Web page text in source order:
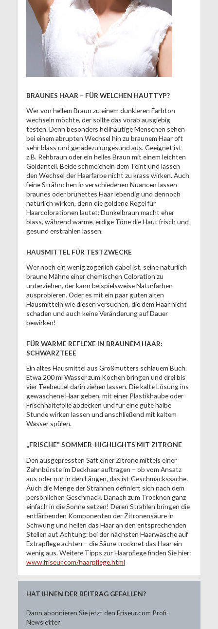
BRAUNES HAAR – FÜR WELCHEN HAUTTYP?
Wer von hellem Braun zu einem dunkleren Farbton
wechseln möchte, der sollte das vorab ausgiebig
testen. Denn besonders hellhäutige Menschen sehen
bei einem abrupten Wechsel hin zu braunem Haar oft
sehr blass und geradezu ungesund aus. Geeignet ist
z.B. Rehbraun oder ein helles Braun mit einem leichten
Goldanteil. Beide schmeicheln dem Teint und lassen
den Wechsel der Haarfarbe nicht zu krass wirken. Auch
feine Strähnchen in verschiedenen Nuancen lassen
braunes oder brünettes Haar lebendig und dennoch
natürlich wirken, denn die goldene Regel für
Haarcolorationen lautet: Dunkelbraun macht eher
blass, während warme, erdige Töne die Haut frisch und
gesund erstrahlen lassen.
HAUSMITTEL FÜR TESTZWECKE
Wer noch ein wenig zögerlich dabei ist, seine natürlich
braune Mähne einer chemischen Coloration zu
unterziehen, der kann beispielsweise Naturfarben
ausprobieren. Oder es mit ein paar guten alten
Hausmitteln wie diesen versuchen, die dem Haar nicht
schaden und auch keine Veränderung auf Dauer
bewirken!
FÜR WARME REFLEXE IN BRAUNEM HAAR:
SCHWARZTEEE
Ein altes Hausmittel aus Großmutters schlauem Buch.
Etwa 200 ml Wasser zum Kochen bringen und drei bis
vier Teebeutel darin ziehen lassen. Die kalte Lösung ins
gewaschene Haar geben, mit einer Plastikhaube oder
Frischhaltefolie abdecken und für eine gute halbe
Stunde wirken lassen und anschließend mit kaltem
Wasser spülen.
„FRISCHE" SOMMER-HIGHLIGHTS MIT ZITRONE
Den ausgepressten Saft einer Zitrone mittels einer
Zahnbürste im Deckhaar auftragen – ob vom Ansatz
aus oder nur in den Längen, das ist Geschmackssache.
Auch die Menge der Strähnen definiert sich nach dem
persönlichen Geschmack. Danach zum Trocknen ganz
einfach in die Sonne setzen! Deren Strahlen bringen die
entfärbenden Komponenten der Zitronensäure in
Schwung und hellen das Haar an den entsprechenden
Stellen auf. Achtung: bei der nächsten Haarwäsche auf
Extrapflege achten – die Säure trocknet das Haar ein
wenig aus. Weitere Tipps zur Haarpflege finden Sie hier:
www.friseur.com/haarpflege.html
HAT IHNEN DER BEITRAG GEFALLEN?
Dann abonnieren Sie jetzt den Friseur.com Profi-
Newsletter.